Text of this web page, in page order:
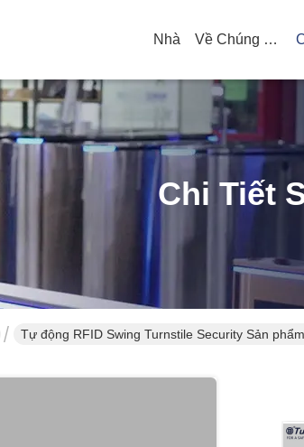
Nhà Về Chúng Tôi
Chi Tiết
Tự động RFID Swing Turnstile Security Sản